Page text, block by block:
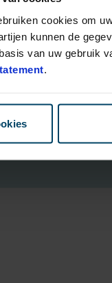
cookies om
kunnen de
van uw gebruik
.
Polis
Plan